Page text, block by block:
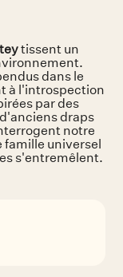
tissent un
dans le
à l'introspection
par des
draps
notre
famille universel
s'entremêlent.